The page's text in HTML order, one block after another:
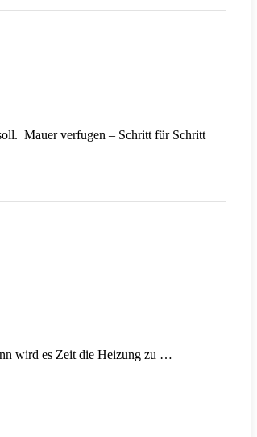
Mauer verfugen – Schritt für Schritt
wird es Zeit die Heizung zu …